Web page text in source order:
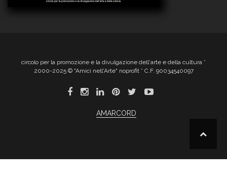
circolo per la promozione e la divulgazione dell'arte e della cultura *
2000-2025 © "Amici nell'Arte" noprofit * C.F. 90034540097
AMARCORD